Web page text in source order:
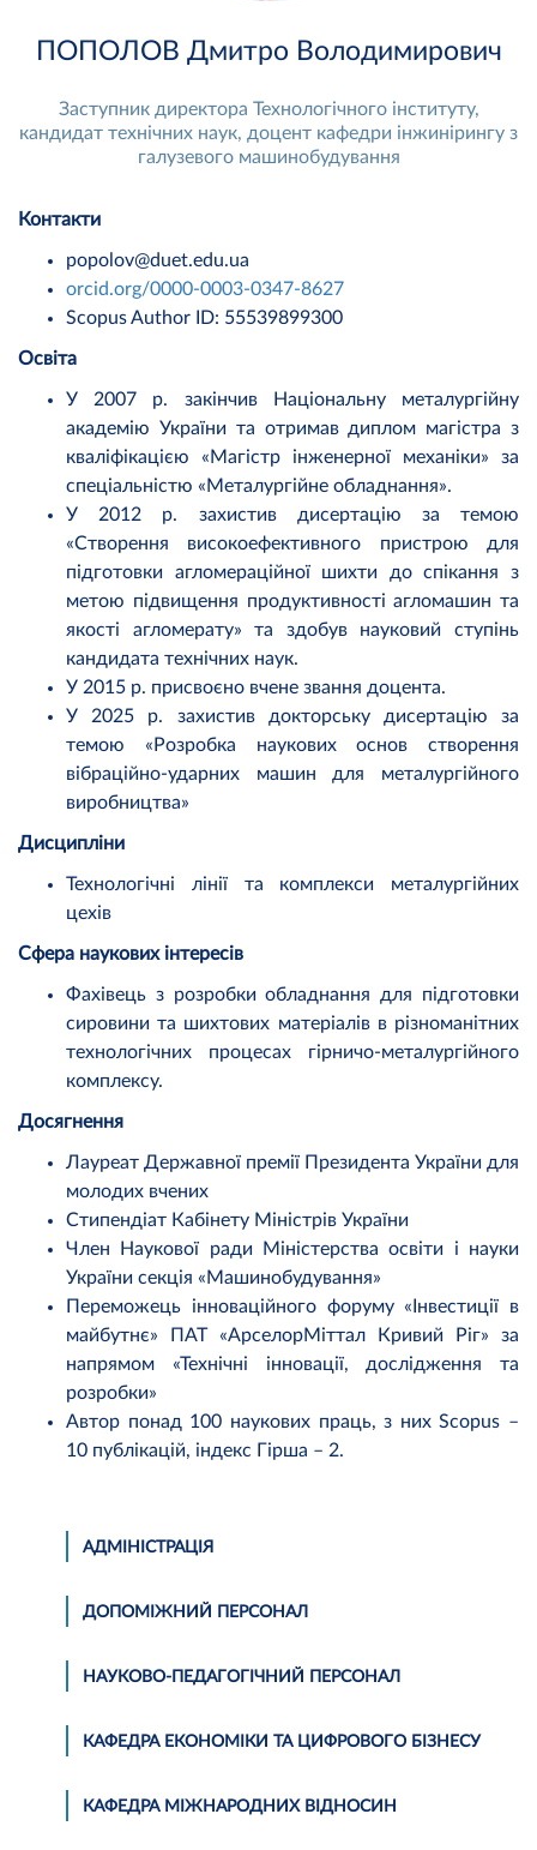
ПОПОЛОВ Дмитро Володимирович
Заступник директора Технологічного інституту,
кандидат технічних наук, доцент кафедри інжинірингу з
галузевого машинобудування
Контакти
popolov@duet.edu.ua
orcid.org/0000-0003-0347-8627
Scopus Author ID: 55539899300
Освіта
У 2007 р. закінчив Національну металургійну
академію України та отримав диплом магістра з
кваліфікацією «Магістр інженерної механіки» за
спеціальністю «Металургійне обладнання».
У 2012 р. захистив дисертацію за темою
«Створення високоефективного пристрою для
підготовки агломераційної шихти до спікання з
метою підвищення продуктивності агломашин та
якості агломерату» та здобув науковий ступінь
кандидата технічних наук.
У 2015 р. присвоєно вчене звання доцента.
У 2025 р. захистив докторську дисертацію за
темою «Розробка наукових основ створення
вібраційно-ударних машин для металургійного
виробництва»
Дисципліни
Технологічні лінії та комплекси металургійних
цехів
Сфера наукових інтересів
Фахівець з розробки обладнання для підготовки
сировини та шихтових матеріалів в різноманітних
технологічних процесах гірничо-металургійного
комплексу.
Досягнення
Лауреат Державної премії Президента України для
молодих вчених
Стипендіат Кабінету Міністрів України
Член Наукової ради Міністерства освіти і науки
України секція «Машинобудування»
Переможець інноваційного форуму «Інвестиції в
майбутнє» ПАТ «АрселорМіттал Кривий Ріг» за
напрямом «Технічні інновації, дослідження та
розробки»
Автор понад 100 наукових праць, з них Scopus –
10 публікацій, індекс Гірша – 2.
АДМІНІСТРАЦІЯ
ДОПОМІЖНИЙ ПЕРСОНАЛ
НАУКОВО-ПЕДАГОГІЧНИЙ ПЕРСОНАЛ
КАФЕДРА ЕКОНОМІКИ ТА ЦИФРОВОГО БІЗНЕСУ
КАФЕДРА МІЖНАРОДНИХ ВІДНОСИН